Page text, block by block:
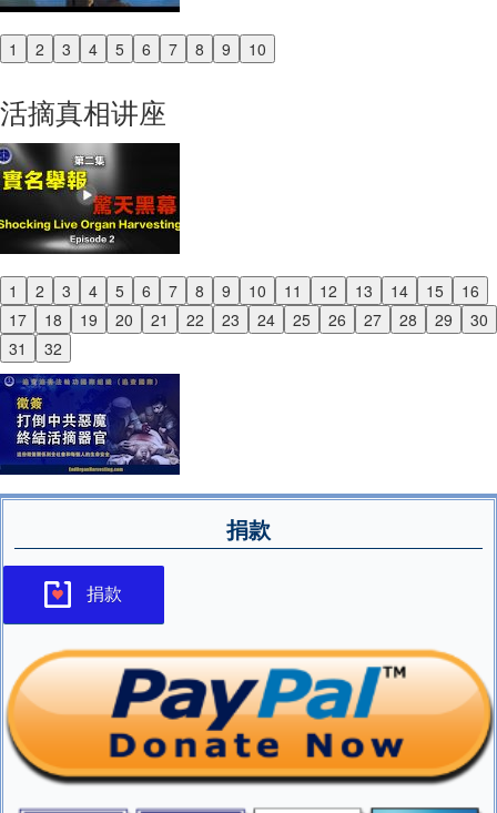
1 2 3 4 5 6 7 8 9 10
Previous
活摘真相讲座
1 2 3 4 5 6 7 8 9 10 11 12 13 14 15
16
17
18 19 20 21 22 23 24 25 26 27 28 29
30
31
32
Previous
Next
捐款
捐款